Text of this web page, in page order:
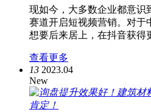
现如今，大多数企业都意识
赛道开启短视频营销。对于
想要后来居上，在抖音获
查看更多
13 2023.04
New